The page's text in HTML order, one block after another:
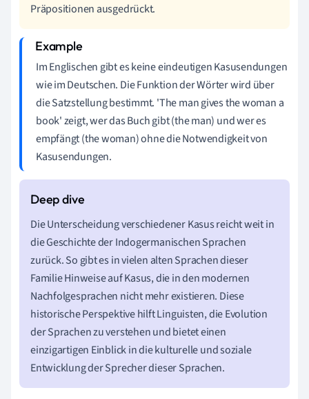
Präpositionen ausgedrückt.
Im Englischen gibt es keine eindeutigen Kasusendungen
wie im Deutschen. Die Funktion der Wörter wird über
die Satzstellung bestimmt. 'The man gives the woman a
book' zeigt, wer das Buch gibt (the man) und wer es
empfängt (the woman) ohne die Notwendigkeit von
Kasusendungen.
Die Unterscheidung verschiedener Kasus reicht weit in
die Geschichte der Indogermanischen Sprachen
zurück. So gibt es in vielen alten Sprachen dieser
Familie Hinweise auf Kasus, die in den modernen
Nachfolgesprachen nicht mehr existieren. Diese
historische Perspektive hilft Linguisten, die Evolution
der Sprachen zu verstehen und bietet einen
einzigartigen Einblick in die kulturelle und soziale
Entwicklung der Sprecher dieser Sprachen.